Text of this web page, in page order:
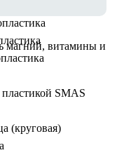
SMAS
(круговая)
магний, витамины и